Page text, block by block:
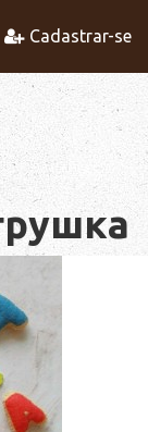
Cadastrar-se